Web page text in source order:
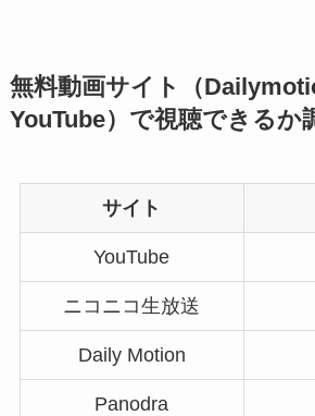
無料動画サイト（
YouTube）で視聴できるか
サイト
YouTube
ニコニコ生放送
Daily Motion
Panodra